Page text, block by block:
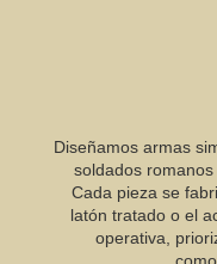
Diseñamos armas
soldados
Cada pieza se
latón tratado o el
operativa,